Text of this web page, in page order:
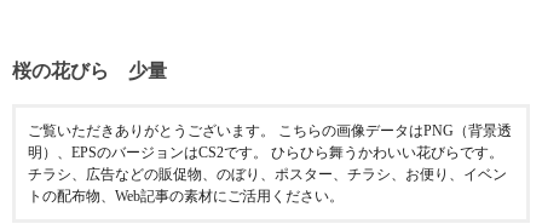
桜の花びら 少量
ご覧いただきありがとうございます。 こちらの画像データはPNG（背景透
明）、EPSのバージョンはCS2です。 ひらひら舞うかわいい花びらです。
チラシ、広告などの販促物、のぼり、ポスター、チラシ、お便り、イベン
トの配布物、Web記事の素材にご活用ください。